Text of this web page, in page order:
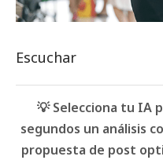
Escuchar
💡 Selecciona tu IA
segundos un análisis
propuesta de post